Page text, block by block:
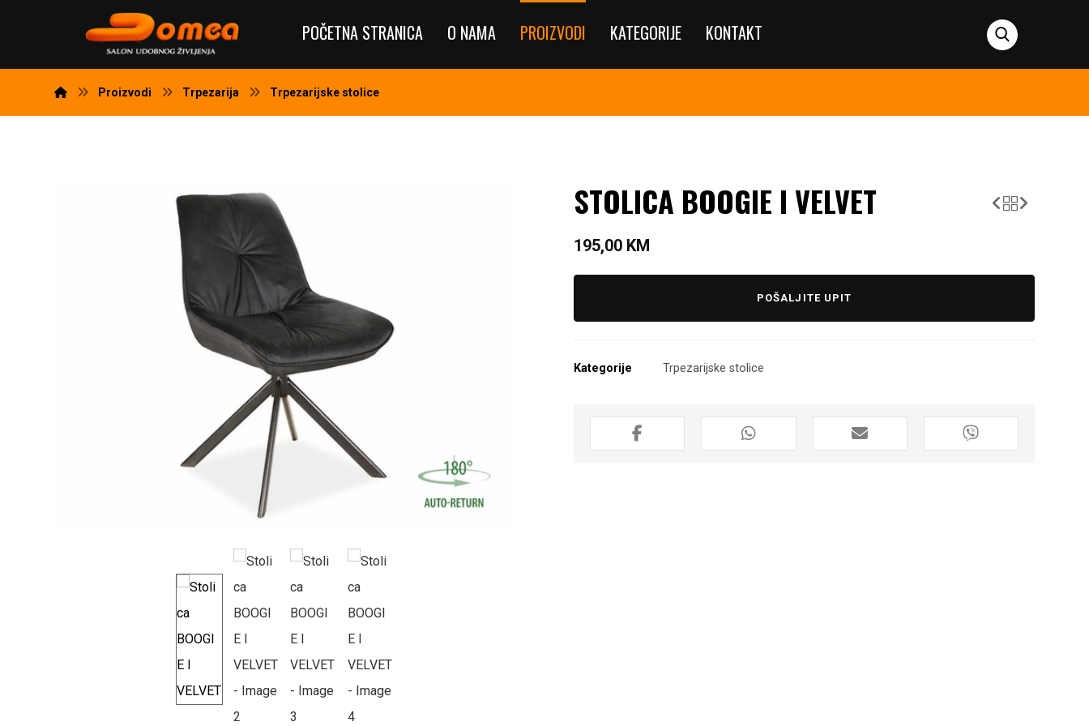
POČETNA STRANICA O NAMA PROIZVODI KATEGORIJE KONTAKT
Proizvodi Trpezarija Trpezarijske stolice
STOLICA BOOGIE I VELVET
195,00 KM
POŠALJITE UPIT
Kategorije Trpezarijske stolice